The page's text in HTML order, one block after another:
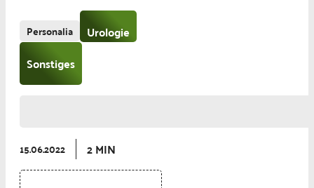
Personalia
Urologie
Sonstiges
15.06.2022 2 MIN